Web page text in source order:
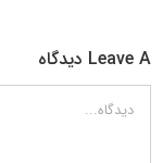
Leave A دیدگاه
دیدگاه